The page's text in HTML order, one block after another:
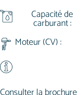
Capacité de
carburant :
Moteur (CV) :